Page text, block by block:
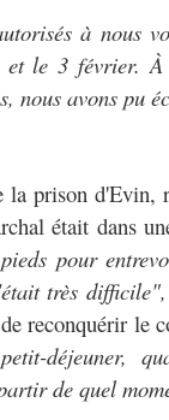
à nous
le 3 février. À
nous avons pu
prison d'Evin,
était dans
pour
très difficile",
reconquérir le
déjeuner,
de quel